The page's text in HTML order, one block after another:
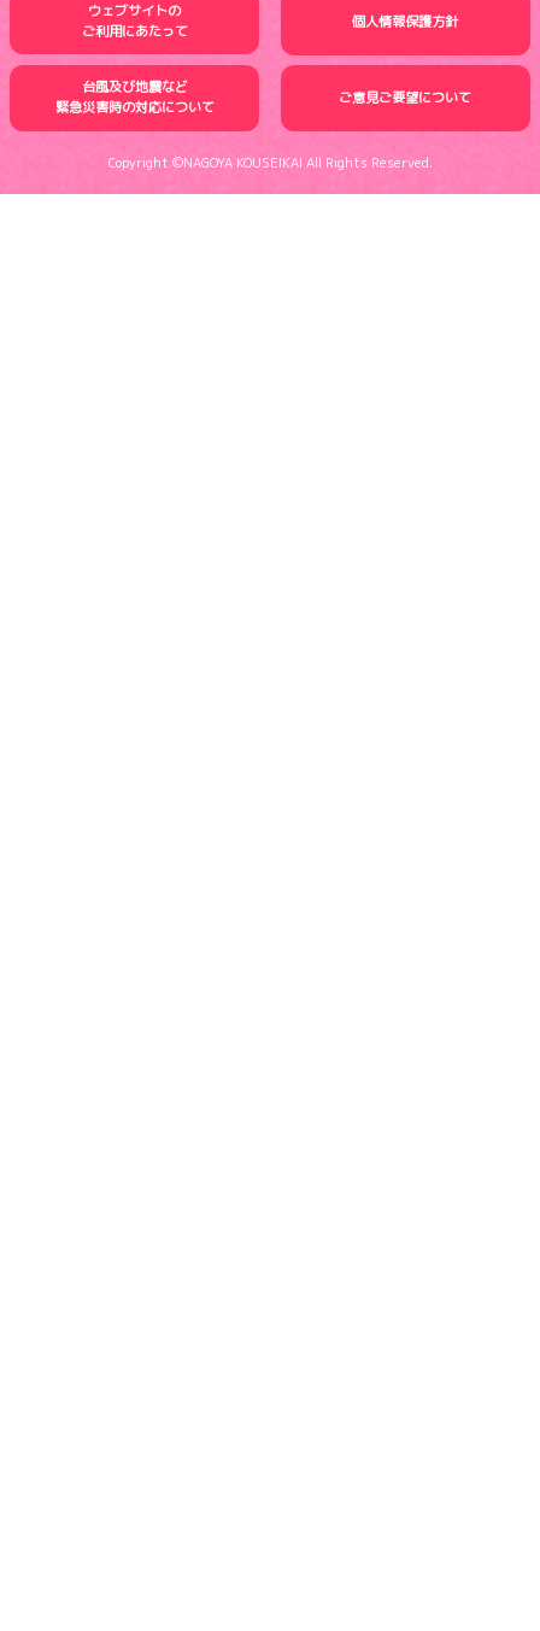
ウェブサイトの
ご利用にあたって
個人情報保護方針
台風及び地震など
緊急災害時の対応について
ご意見ご要望について
Copyright ©NAGOYA KOUSEIKAI All Rights Reserved.